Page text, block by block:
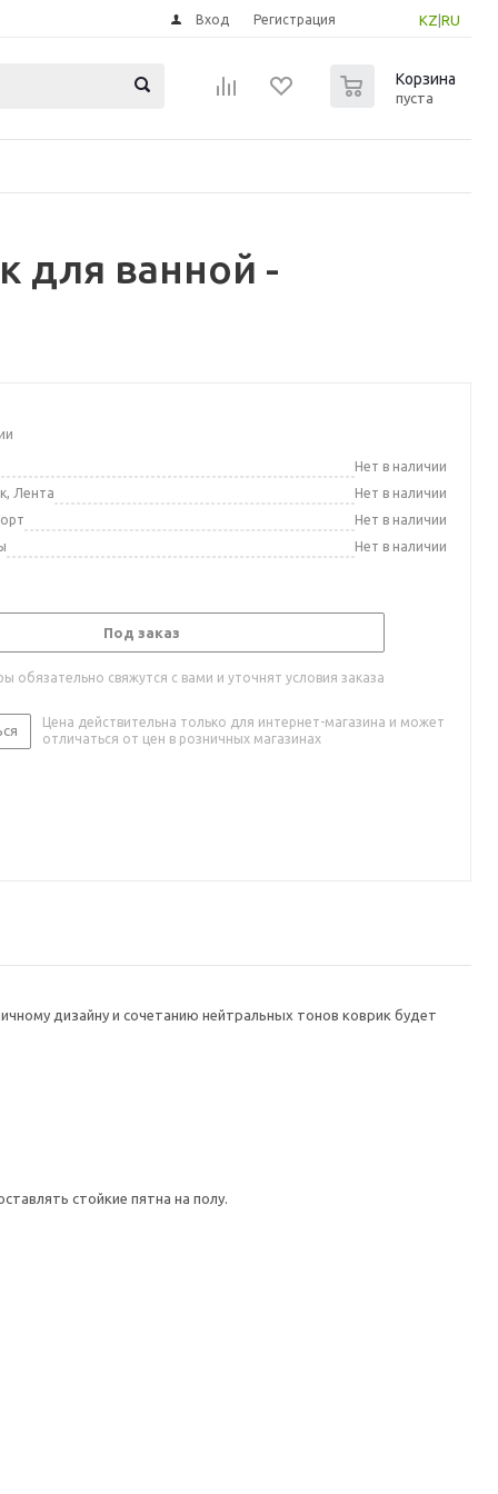
KZ RU
Вход Регистрация
Корзина
пуста
для ванной -
Нет в наличии
Лента
Нет в наличии
Нет в наличии
Нет в наличии
Под заказ
обязательно свяжутся с вами и уточнят условия заказа
Цена действительна только для интернет-магазина и может
отличаться от цен в розничных магазинах
дизайну и сочетанию нейтральных тонов коврик будет
стойкие пятна на полу.